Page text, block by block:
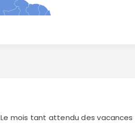
Le mois tant attendu des vacances